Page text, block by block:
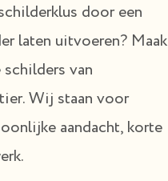
door een
laten uitvoeren? Maak
van
Wij staan voor
aandacht, korte